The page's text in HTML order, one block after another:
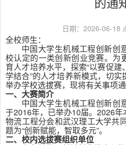
日期：2026-06-18
全校师生：
中国大学生机械工程创新创
校认定的一类创新创业竞赛。为
育人才培养水平，探索“以赛促
学结合”的人才培养新模式，切
举办学校选拔赛，现将有关事项通
一、大赛简介
中国大学生机械工程创新创
于2016年，已举办10届。 2026年
物流工程分会和武汉理工大学共同
题为“创新赋能，智取多元”。
二、校内选拔赛组织单位